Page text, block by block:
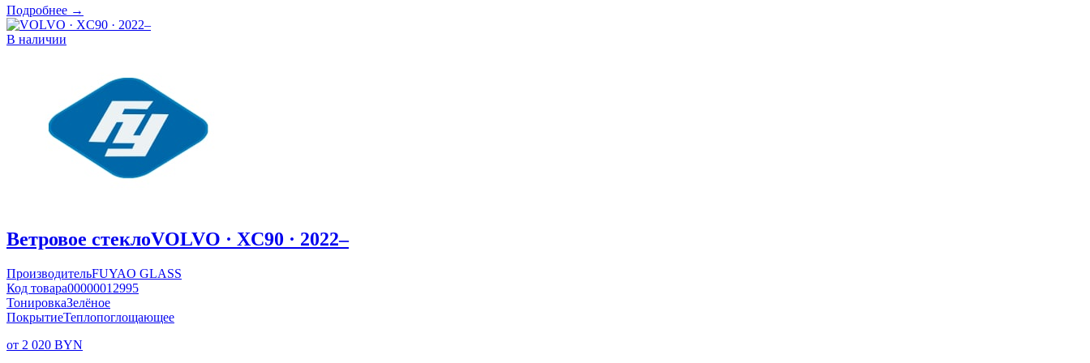
Подробнее →
В наличии
Ветровое стеклоVOLVO · XC90 · 2022–
ПроизводительFUYAO GLASS
Код товара00000012995
ТонировкаЗелёное
ПокрытиеТеплопоглощающее
от 2 020 BYN